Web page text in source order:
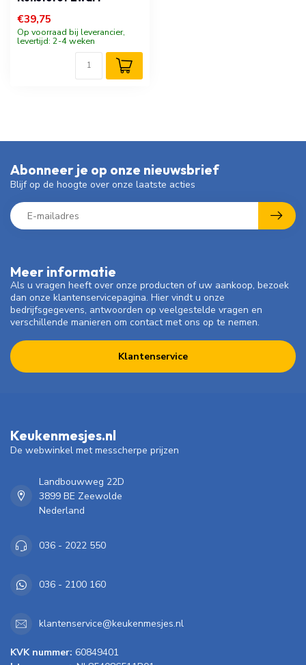
€39,75
Op voorraad bij leverancier,
levertijd: 2-4 weken
Meer informatie
Als u vragen heeft over onze producten of uw aankoop, bezoek
dan onze klantenservicepagina. Hier vindt u onze
bedrijfsgegevens, antwoorden op veelgestelde vragen en
verschillende manieren om contact met ons op te nemen.
Klantenservice
Abonneer je op onze nieuwsbrief
Blijf op de hoogte over onze laatste acties
Keukenmesjes.nl
De webwinkel met messcherpe prijzen
Landbouwweg 22D
3899 BE Zeewolde
Nederland
036 - 2022 550
036 - 2100 160
klantenservice@keukenmesjes.nl
KVK nummer: 60849401